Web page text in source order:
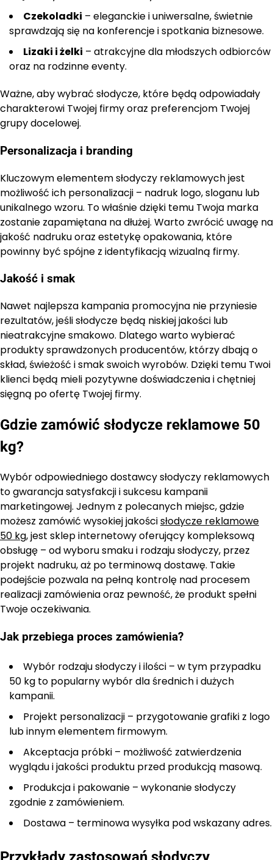
Czekoladki – eleganckie i uniwersalne, świetnie
sprawdzają się na konferencje i spotkania biznesowe.
Lizaki i żelki – atrakcyjne dla młodszych odbiorców
oraz na rodzinne eventy.
Ważne, aby wybrać słodycze, które będą odpowiadały
charakterowi Twojej firmy oraz preferencjom Twojej
grupy docelowej.
Personalizacja i branding
Kluczowym elementem słodyczy reklamowych jest
możliwość ich personalizacji – nadruk logo, sloganu lub
unikalnego wzoru. To właśnie dzięki temu Twoja marka
zostanie zapamiętana na dłużej. Warto zwrócić uwagę na
jakość nadruku oraz estetykę opakowania, które
powinny być spójne z identyfikacją wizualną firmy.
Jakość i smak
Nawet najlepsza kampania promocyjna nie przyniesie
rezultatów, jeśli słodycze będą niskiej jakości lub
nieatrakcyjne smakowo. Dlatego warto wybierać
produkty sprawdzonych producentów, którzy dbają o
skład, świeżość i smak swoich wyrobów. Dzięki temu Twoi
klienci będą mieli pozytywne doświadczenia i chętniej
sięgną po ofertę Twojej firmy.
Gdzie zamówić słodycze reklamowe 50
kg?
Wybór odpowiedniego dostawcy słodyczy reklamowych
to gwarancja satysfakcji i sukcesu kampanii
marketingowej. Jednym z polecanych miejsc, gdzie
możesz zamówić wysokiej jakościsłodycze reklamowe
50 kg, jest sklep internetowy oferujący kompleksową
obsługę – od wyboru smaku i rodzaju słodyczy, przez
projekt nadruku, aż po terminową dostawę. Takie
podejście pozwala na pełną kontrolę nad procesem
realizacji zamówienia oraz pewność, że produkt spełni
Twoje oczekiwania.
Jak przebiega proces zamówienia?
Wybór rodzaju słodyczy i ilości – w tym przypadku
50 kg to popularny wybór dla średnich i dużych
kampanii.
Projekt personalizacji – przygotowanie grafiki z logo
lub innym elementem firmowym.
Akceptacja próbki – możliwość zatwierdzenia
wyglądu i jakości produktu przed produkcją masową.
Produkcja i pakowanie – wykonanie słodyczy
zgodnie z zamówieniem.
Dostawa – terminowa wysyłka pod wskazany adres.